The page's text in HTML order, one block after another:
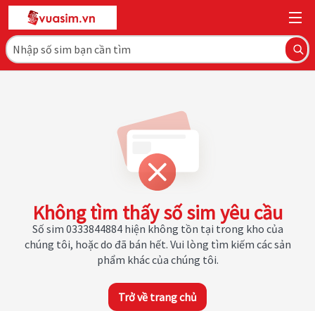
Không tìm thấy số sim yêu cầu
Số sim 0333844884 hiện không tồn tại trong kho của
chúng tôi, hoặc do đã bán hết. Vui lòng tìm kiếm các sản
phẩm khác của chúng tôi.
Trở về trang chủ